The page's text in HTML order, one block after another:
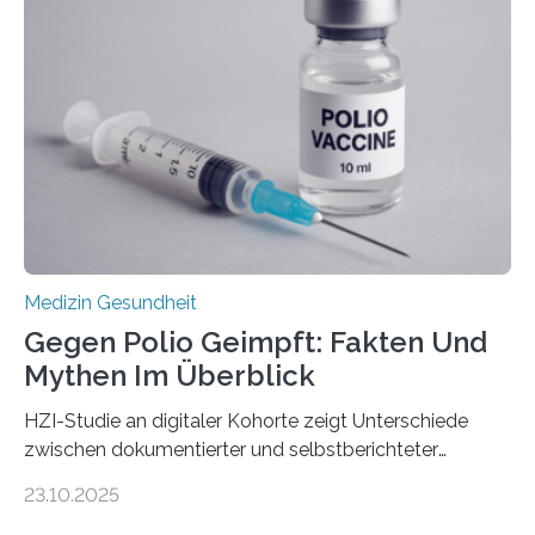
nur Tumorschwachstellen angreifen und normales
Gewebe verschonen. Forschende um Daniel Merk vom
Hertie-Institut für klinische Hirnforschung am
Universitätsklinikum Tübingen haben eine solche
Schwachstelle im Erbgut einer Untergruppe des
Medulloblastoms gefunden. Die Wilhelm Sander-
Stiftung unterstützte das Projekt…
Medizin Gesundheit
Gegen Polio Geimpft: Fakten Und
Mythen Im Überblick
HZI-Studie an digitaler Kohorte zeigt Unterschiede
zwischen dokumentierter und selbstberichteter
Kinderlähmung, ist eine ansteckende Krankheit, die
23.10.2025